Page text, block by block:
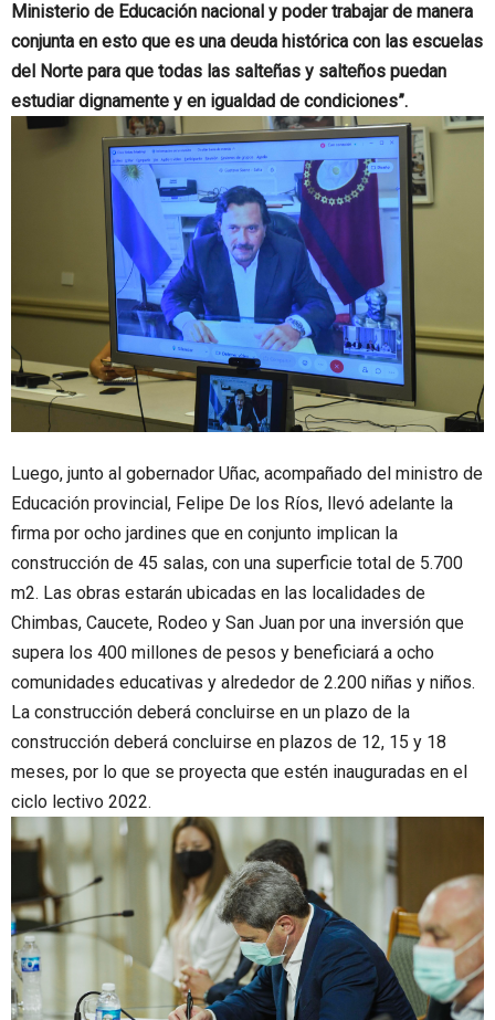
Ministerio de Educación nacional y poder trabajar de manera
conjunta en esto que es una deuda histórica con las escuelas
del Norte para que todas las salteñas y salteños puedan
estudiar dignamente y en igualdad de condiciones”.
Luego, junto al gobernador Uñac, acompañado del ministro de
Educación provincial, Felipe De los Ríos, llevó adelante la
firma por ocho jardines que en conjunto implican la
construcción de 45 salas, con una superficie total de 5.700
m2. Las obras estarán ubicadas en las localidades de
Chimbas, Caucete, Rodeo y San Juan por una inversión que
supera los 400 millones de pesos y beneficiará a ocho
comunidades educativas y alrededor de 2.200 niñas y niños.
La construcción deberá concluirse en un plazo de la
construcción deberá concluirse en plazos de 12, 15 y 18
meses, por lo que se proyecta que estén inauguradas en el
ciclo lectivo 2022.